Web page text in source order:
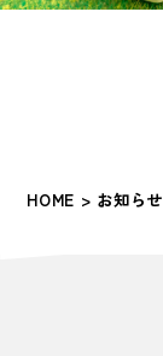
HOME > お知らせ